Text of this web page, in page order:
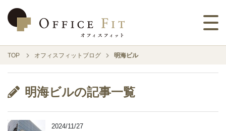
TOP オフィスフィットブログ 明海ビル
明海ビルの記事一覧
2024/11/27